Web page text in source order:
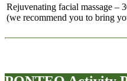
Rejuvenating facial massage –
(we recommend you to bring